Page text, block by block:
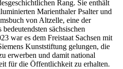
Rang. Sie enthält
Marienthaler Psalter und
von Altzelle, eine der
sächsischen
war es dem Freistaat Sachsen mit
Kunststiftung gelungen, die
erwerben und damit national
für die Öffentlichkeit zu erhalten.